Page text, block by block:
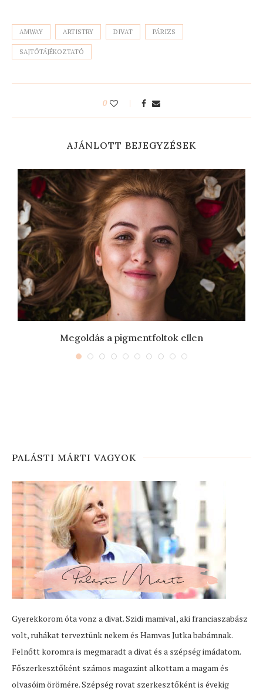
AMWAY ARTISTRY DIVAT PÁRIZS
SAJTÓTÁJÉKOZTATÓ
0
AJÁNLOTT BEJEGYZÉSEK
Megoldás a pigmentfoltok ellen
PALÁSTI MÁRTI VAGYOK
Gyerekkorom óta vonz a divat. Szidi mamival, aki franciaszabász
volt, ruhákat terveztünk nekem és Hamvas Jutka babámnak.
Felnőtt koromra is megmaradt a divat és a szépség imádatom.
Főszerkesztőként számos magazint alkottam a magam és
olvasóim örömére. Szépség rovat szerkesztőként is évekig